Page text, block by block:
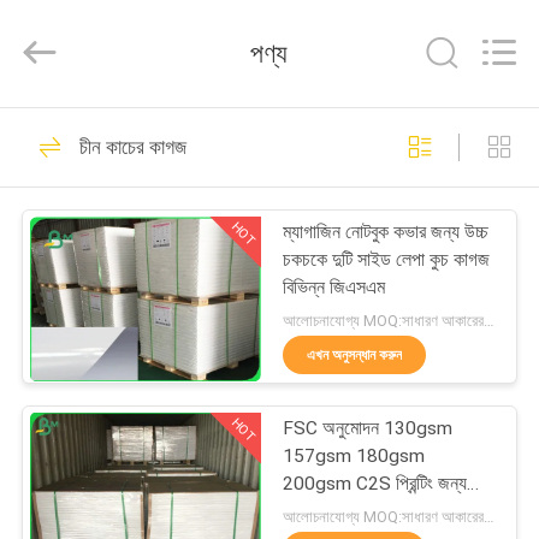
পণ্য
আমাদের
সম্বন্ধে
কারখানা
পরিদর্শন
গুণমান
CO.,LTD.
Uncoated Woodfree
কাগজ
478
অফসেট মুদ্রণ কাগজ
622
পণ্য
চীন কাচের কাগজ
HOT
ম্যাগাজিন নোটবুক কভার জন্য উচ্চ
চকচকে দুটি সাইড লেপা কুচ কাগজ
বিভিন্ন জিএসএম
আলোচনাযোগ্য MOQ:সাধারণ আকারের জন্য 1 টন এবং বিশেষ আকারের জন্য 10 টন
এখন অনুসন্ধান করুন
HOT
FSC অনুমোদন 130gsm
157gsm 180gsm
200gsm C2S প্রিন্টিং জন্য
প্রলিপ্ত আর্ট পেপার